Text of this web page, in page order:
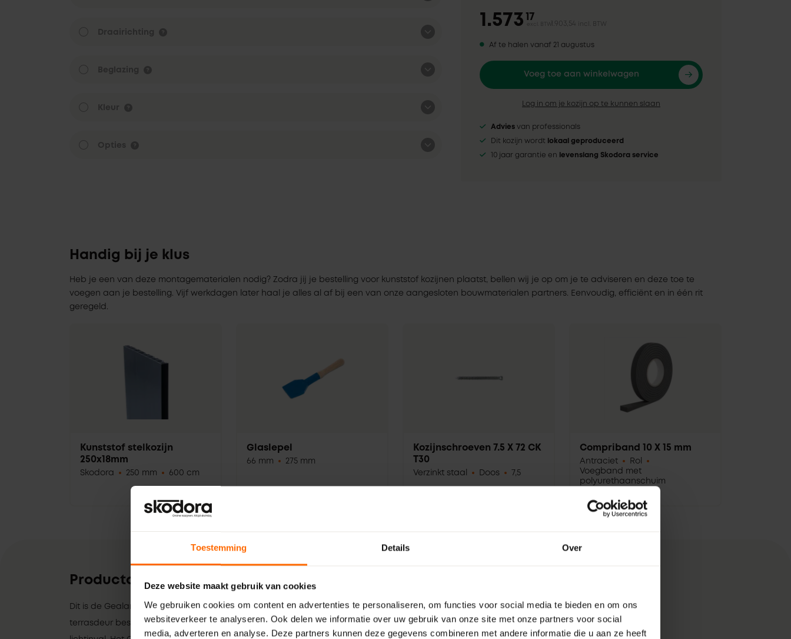
Toestemming Details Over
Deze website maakt gebruik van cookies
We gebruiken cookies om content en advertenties te personaliseren, om functies voor social media te bieden en om ons
websiteverkeer te analyseren. Ook delen we informatie over uw gebruik van onze site met onze partners voor social
media, adverteren en analyse. Deze partners kunnen deze gegevens combineren met andere informatie die u aan ze heeft
1.573 17
excl. BTW 1.903,54 incl. BTW
Af te halen vanaf 21 augustus
Voeg toe aan winkelwagen
Log in om je kozijn op te kunnen slaan
Advies van professionals
Dit kozijn wordt lokaal geproduceerd
10 jaar garantie en levenslang Skodora service
Handig bij je klus
Heb je een van deze montagematerialen nodig? Zodra jij je bestelling voor kunststof kozijnen plaatst, bellen wij je op om je te adviseren en deze toe te
voegen aan je bestelling. Vijf werkdagen later haal je alles al af bij een van onze aangesloten bouwmaterialen partners. Eenvoudig, efficiënt en in één rit
geregeld.
Kunststof stelkozijn
250x18mm
Skodora 250 mm 600 cm
Glaslepel
66 mm 275 mm
Kozijnschroeven 7.5 X 72 CK
T30
Verzinkt staal Doos 7,5
Compriband 10 X 15 mm
Antraciet
Rol
Voegband met
polyurethaanschuim
Productomschrijving
Dit is de Gealan kunststof enkele terrasdeur. Deze buitendraaiende
terrasdeur bestaat voornamelijk uit glas en zorgt daarmee voor veel
Plus- en minpunten
Veelzijdig kozijnprofiel